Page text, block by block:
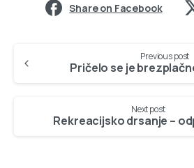
Share on Facebook
Reading
Previous post
Next post